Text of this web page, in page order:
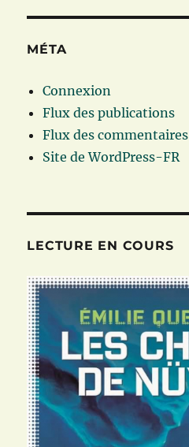
MÉTA
Connexion
Flux des publications
Flux des commentaires
Site de WordPress-FR
LECTURE EN COURS